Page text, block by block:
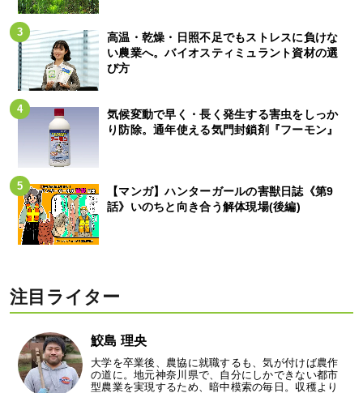
高温・乾燥・日照不足でもストレスに負けな
い農業へ。バイオスティミュラント資材の選
び方
気候変動で早く・長く発生する害虫をしっか
り防除。通年使える気門封鎖剤『フーモン』
【マンガ】ハンターガールの害獣日誌《第9
話》いのちと向き合う解体現場(後編)
注目ライター
鮫島 理央
大学を卒業後、農協に就職するも、気が付けば農作
の道に。地元神奈川県で、自分にしかできない都市
型農業を実現するため、暗中模索の毎日。収穫より